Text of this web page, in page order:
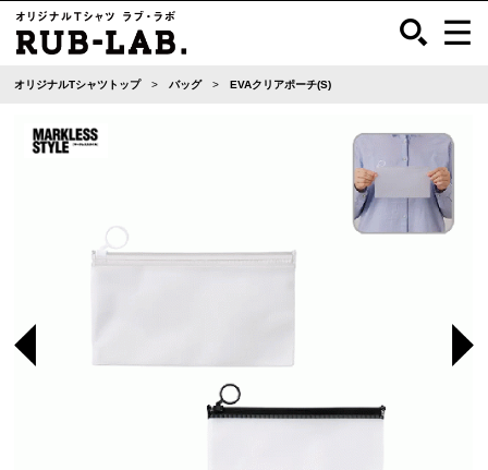
オリジナルTシャツトップ バッグ EVAクリアポーチ(S)